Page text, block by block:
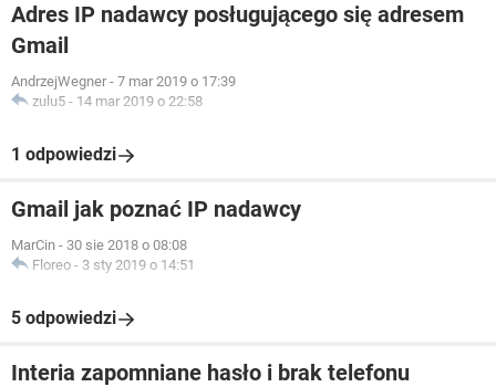
Adres IP nadawcy posługującego się adresem
Gmail
AndrzejWegner - 7 mar 2019 o 17:39
zulu5 - 14 mar 2019 o 22:58
1 odpowiedzi
Gmail jak poznać IP nadawcy
MarCin - 30 sie 2018 o 08:08
Floreo - 3 sty 2019 o 14:51
5 odpowiedzi
Interia zapomniane hasło i brak telefonu